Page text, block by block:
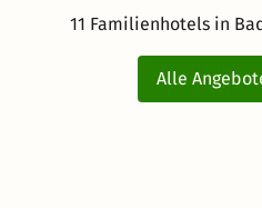
11 Familienhotels in
Alle